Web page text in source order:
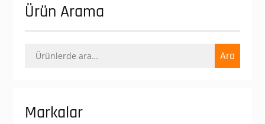
Ürün Arama
Ara: Ara
Markalar